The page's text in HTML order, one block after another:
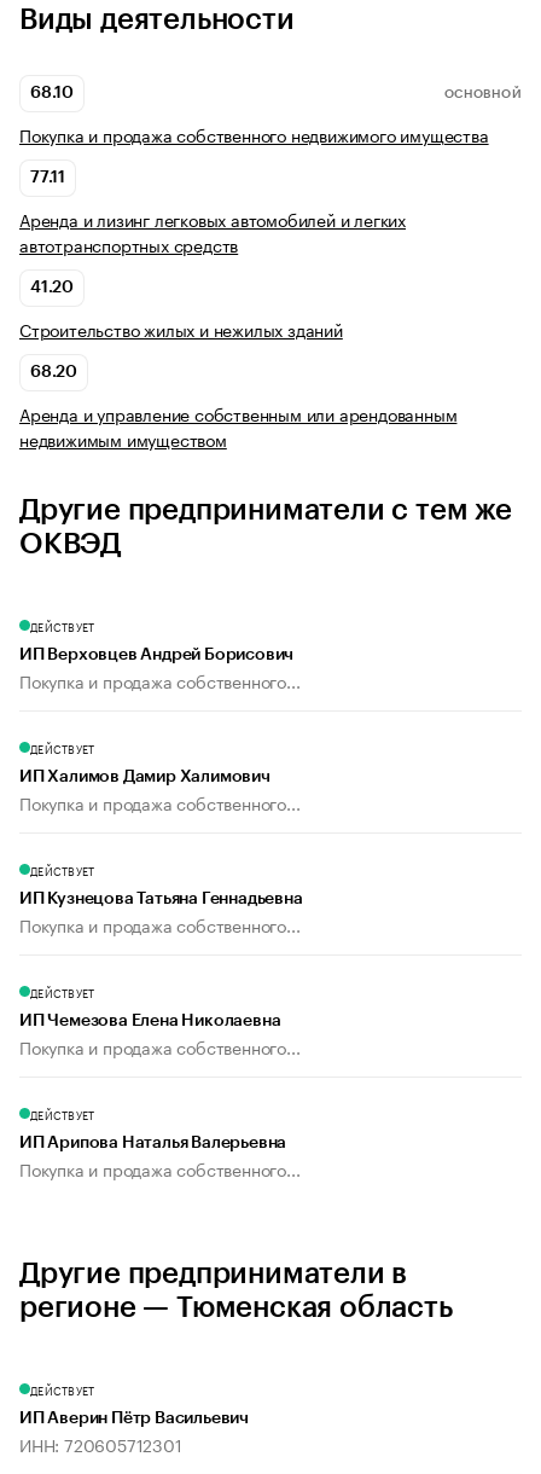
Виды деятельности
68.10 ОСНОВНОЙ
Покупка и продажа собственного недвижимого имущества
77.11
Аренда и лизинг легковых автомобилей и легких
автотранспортных средств
41.20
Строительство жилых и нежилых зданий
68.20
Аренда и управление собственным или арендованным
недвижимым имуществом
Другие предприниматели с тем же
ОКВЭД
ДЕЙСТВУЕТ
ИП Верховцев Андрей Борисович
Покупка и продажа собственного...
ДЕЙСТВУЕТ
ИП Халимов Дамир Халимович
Покупка и продажа собственного...
ДЕЙСТВУЕТ
ИП Кузнецова Татьяна Геннадьевна
Покупка и продажа собственного...
ДЕЙСТВУЕТ
ИП Чемезова Елена Николаевна
Покупка и продажа собственного...
ДЕЙСТВУЕТ
ИП Арипова Наталья Валерьевна
Покупка и продажа собственного...
Другие предприниматели в
регионе — Тюменская область
ДЕЙСТВУЕТ
ИП Аверин Пётр Васильевич
ИНН: 720605712301